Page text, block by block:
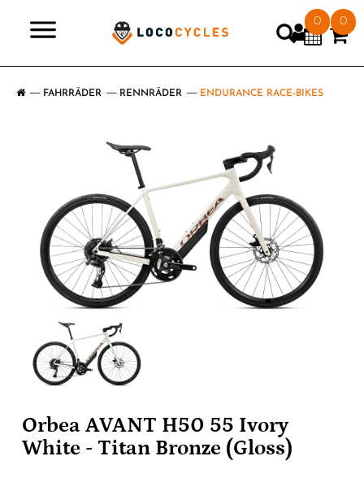
0 0
FAHRRÄDER RENNRÄDER ENDURANCE RACE-BIKES
Orbea AVANT H50 55 Ivory
White - Titan Bronze (Gloss)